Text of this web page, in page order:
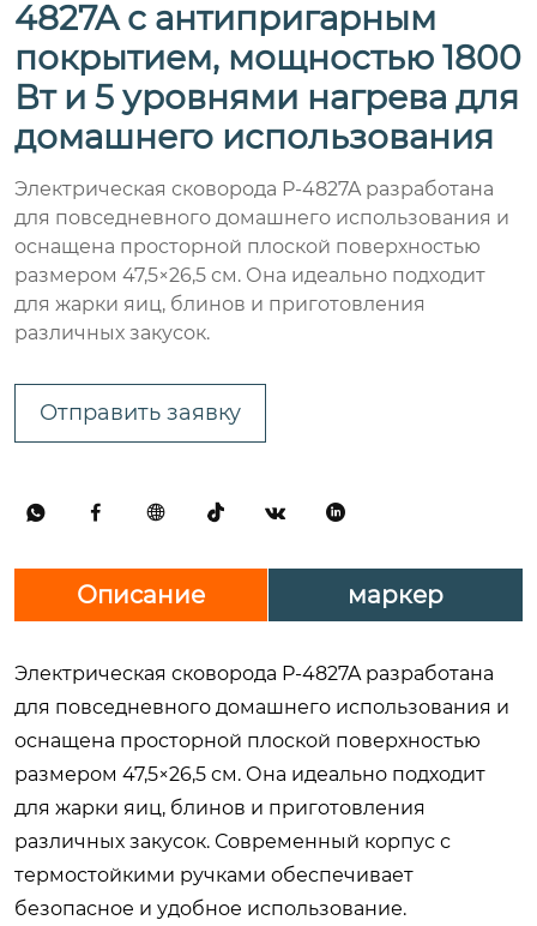
4827A с антипригарным
покрытием, мощностью 1800
Вт и 5 уровнями нагрева для
домашнего использования
Электрическая сковорода P-4827A разработана
для повседневного домашнего использования и
оснащена просторной плоской поверхностью
размером 47,5×26,5 см. Она идеально подходит
для жарки яиц, блинов и приготовления
различных закусок.
Отправить заявку
     
Описание маркер
Электрическая сковорода P-4827A разработана
для повседневного домашнего использования и
оснащена просторной плоской поверхностью
размером 47,5×26,5 см. Она идеально подходит
для жарки яиц, блинов и приготовления
различных закусок. Современный корпус с
термостойкими ручками обеспечивает
безопасное и удобное использование.